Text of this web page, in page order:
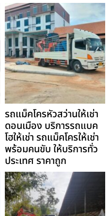
รถแม็คโครหัวสว่านให้เช่า
ดอนเมือง บริการรถแบค
โฮให้เช่า รถแม็คโครให้เช่า
พร้อมคนขับ ให้บริการทั่ว
ประเทศ ราคาถูก